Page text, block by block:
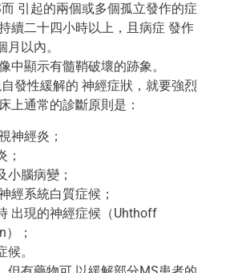
引起的兩個或多個孤立發作的症
續二十四小時以上，且病症 發作
月以內。
中顯示有髓鞘破壞的跡象。
發性緩解的 神經症狀，就要強烈
上通常的診斷原則是：
神經炎；
；
小腦病變；
經系統白質症候；
出現的神經症候（Uhthoff
；
。